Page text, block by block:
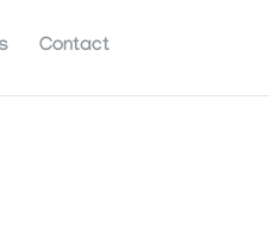
Contact